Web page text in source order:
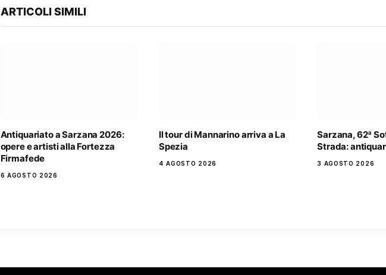
ARTICOLI SIMILI
Antiquariato a Sarzana 2026:
opere e artisti alla Fortezza
Firmafede
6 AGOSTO 2026
Il tour di Mannarino arriva a La
Spezia
4 AGOSTO 2026
Sarzana, 62ª
Strada:
3 AGOSTO 2026